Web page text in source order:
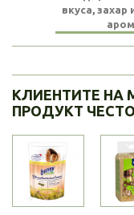
вкуса,
КЛИЕНТИТЕ НА
ПРОДУКТ